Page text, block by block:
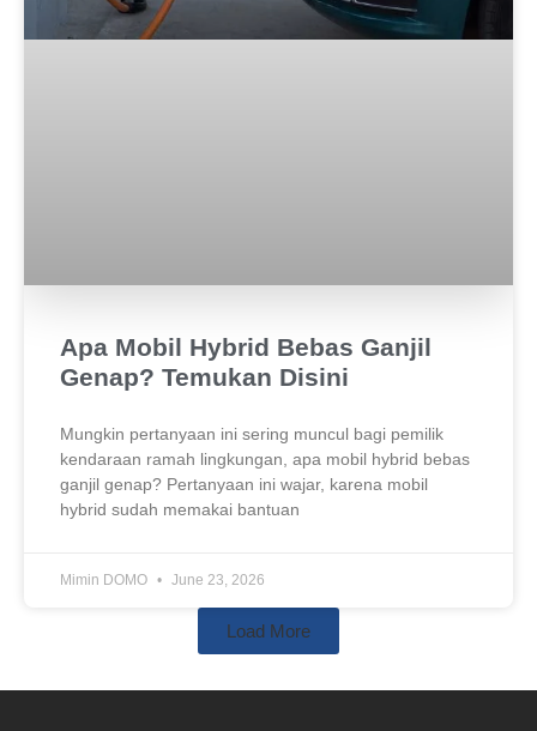
Apa Mobil Hybrid Bebas Ganjil
Genap? Temukan Disini
Mungkin pertanyaan ini sering muncul bagi pemilik
kendaraan ramah lingkungan, apa mobil hybrid bebas
ganjil genap? Pertanyaan ini wajar, karena mobil
hybrid sudah memakai bantuan
Mimin DOMO June 23, 2026
Load More